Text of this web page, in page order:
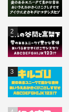
2
3